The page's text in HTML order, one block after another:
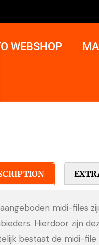
WEBSHOP
midi-files
Hierdoor zijn
bestaat de midi-